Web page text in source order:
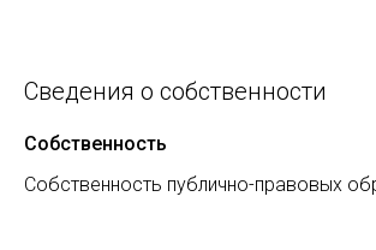
Сведения о собственности
Собственность
Собственность публично-правовых